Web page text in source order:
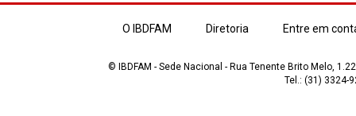
O IBDFAM Diretoria Entre em
© IBDFAM - Sede Nacional - Rua Tenente Brito Melo,
Tel.: (31) 3324-